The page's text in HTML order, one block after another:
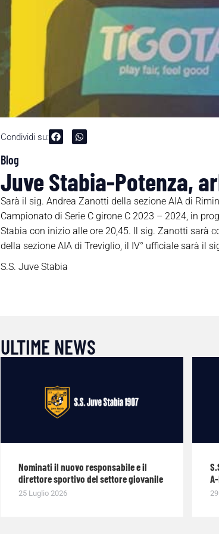
Condividi su:
Blog
Juve Stabia-Potenza,
Sarà il sig. Andrea Zanotti della sezione AIA di
Campionato di Serie C girone C 2023 – 2024, in
Stabia con inizio alle ore 20,45. Il sig. Zanotti sarà
della sezione AIA di Treviglio, il IV° ufficiale sarà il
S.S. Juve Stabia
ULTIME NEWS
Nominati il nuovo responsabile e il
direttore sportivo del settore giovanile
25 Luglio 2026